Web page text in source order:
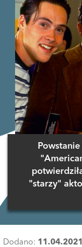
"starzy"
Dodano: 11.04.2021